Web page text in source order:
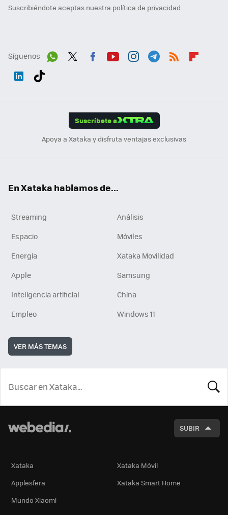
Suscribiéndote aceptas nuestra política de privacidad
Síguenos
Suscríbete a
Apoya a Xataka y disfruta ventajas exclusivas
En Xataka hablamos de...
Streaming
Análisis
Espacio
Móviles
Energía
Xataka Movilidad
Apple
Samsung
Inteligencia artificial
China
Empleo
Windows 11
VER MÁS TEMAS
SUBIR
Xataka
Xataka Móvil
Applesfera
Xataka Smart Home
Mundo Xiaomi